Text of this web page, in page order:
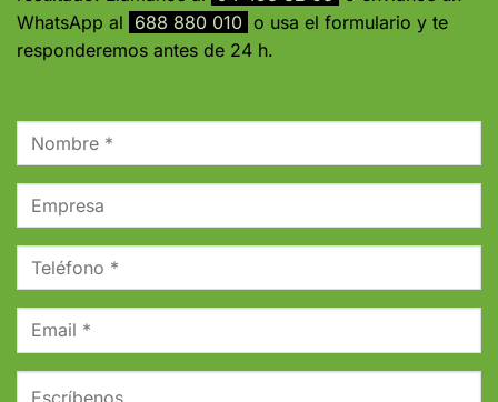
WhatsApp al 688 880 010 o usa el formulario y te
responderemos antes de 24 h.